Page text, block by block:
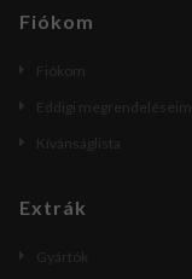
Fiókom
Fiókom
Eddigi megrendeléseim
Kívánságlista
Extrák
Gyártók